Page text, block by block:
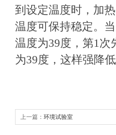
到设定温度时，加
温度可保持稳定。
温度为39度，第1次
为39度，这样强降
上一篇： 环境试验室